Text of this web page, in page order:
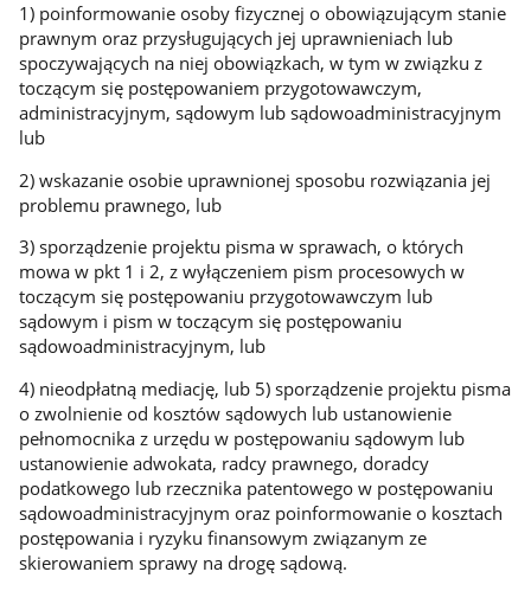
1) poinformowanie osoby fizycznej o obowiązującym stanie
prawnym oraz przysługujących jej uprawnieniach lub
spoczywających na niej obowiązkach, w tym w związku z
toczącym się postępowaniem przygotowawczym,
administracyjnym, sądowym lub sądowoadministracyjnym
lub
2) wskazanie osobie uprawnionej sposobu rozwiązania jej
problemu prawnego, lub
3) sporządzenie projektu pisma w sprawach, o których
mowa w pkt 1 i 2, z wyłączeniem pism procesowych w
toczącym się postępowaniu przygotowawczym lub
sądowym i pism w toczącym się postępowaniu
sądowoadministracyjnym, lub
4) nieodpłatną mediację, lub 5) sporządzenie projektu pisma
o zwolnienie od kosztów sądowych lub ustanowienie
pełnomocnika z urzędu w postępowaniu sądowym lub
ustanowienie adwokata, radcy prawnego, doradcy
podatkowego lub rzecznika patentowego w postępowaniu
sądowoadministracyjnym oraz poinformowanie o kosztach
postępowania i ryzyku finansowym związanym ze
skierowaniem sprawy na drogę sądową.